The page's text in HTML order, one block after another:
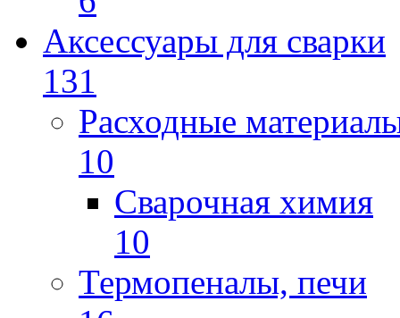
Аксессуары для сварки
131
Расходные
10
Сварочная химия
10
Термопеналы, печи